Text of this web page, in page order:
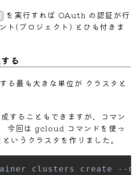
を実行すれば OAuth の認証が行
ト(プロジェクト) とひも付きま
る
最も大きな単位が クラスタと
することもできますが、コマン
今回は gcloud コマンドを使っ
というクラスタを作りました。
clusters create --